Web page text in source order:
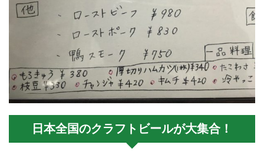
日本全国のクラフトビールが大集合！